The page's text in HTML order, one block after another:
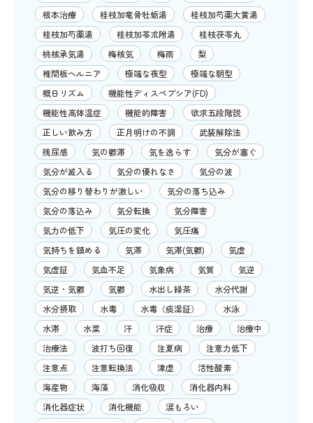
根本治療
桂枝加竜骨牡蛎湯
桂枝加芍薬大黄湯
桂枝加芍薬湯
桂枝加苓朮附湯
桂枝茯苓丸
桃核承気湯
梅核気 梅雨
梨
椎間板ヘルニア
極端な夜型
極端な朝型
概日リズム
機能性ディスペプシア(FD)
機能性高体温症
機能的障害
欲求五段階説
正しい飲み方
正月明けの不調
武装解除法
残尿感
気の鬱滞 気を逸らす
気分が塞ぐ
気分が滅入る
気分の優れなさ
気分の波
気分の移り替わりが激しい
気分の落ち込み
気分の落込み
気分転換
気分障害
気力の低下
気圧の変化
気圧痛
気持ちを鎮める
気滞 気滞(気鬱)
気虚
気虚証
気血不足 気象病 気質
気逆
気逆・気鬱
気鬱 水出し緑茶
水分代謝
水分摂取
水毒 水毒（痰湿証）
水泳
水滞
水菜 汗 汗症 治療
治療中
治療法
波打ち回復 注夏病
注意力低下
注意点
注意転換法 津虚
活性酸素
海産物
海藻 消化吸収
消化器内科
消化器症状
消化機能
涙もろい